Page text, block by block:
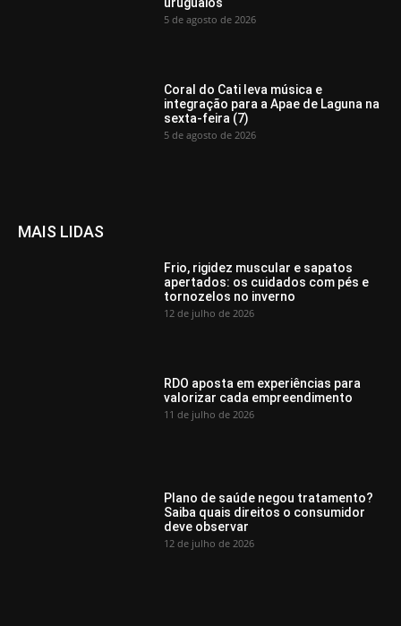
5 de agosto de 2026
Coral do Cati leva música e
integração para a Apae de Laguna na
sexta-feira (7)
5 de agosto de 2026
MAIS LIDAS
Frio, rigidez muscular e sapatos
apertados: os cuidados com pés e
tornozelos no inverno
12 de julho de 2026
RDO aposta em experiências para
valorizar cada empreendimento
11 de julho de 2026
Plano de saúde negou tratamento?
Saiba quais direitos o consumidor
deve observar
12 de julho de 2026